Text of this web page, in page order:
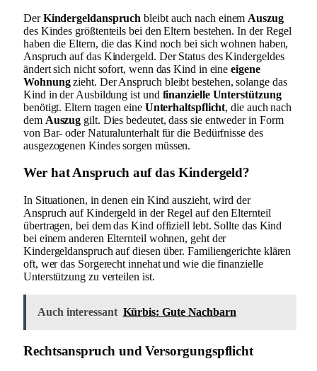
DerKindergeldanspruch bleibt auch nach einem Auszug
des Kindes größtenteils bei den Eltern bestehen. In der Regel
haben die Eltern, die das Kind noch bei sich wohnen haben,
Anspruch auf das Kindergeld. Der Status des Kindergeldes
ändert sich nicht sofort, wenn das Kind in eineeigene
Wohnungzieht. Der Anspruch bleibt bestehen, solange das
Kind in der Ausbildung ist und finanzielle Unterstützung
benötigt. Eltern tragen eine Unterhaltspflicht, die auch nach
dem Auszug gilt. Dies bedeutet, dass sie entweder in Form
von Bar- oder Naturalunterhalt für die Bedürfnisse des
ausgezogenen Kindes sorgen müssen.
Wer hat Anspruch auf das Kindergeld?
In Situationen, in denen ein Kind auszieht, wird der
Anspruch auf Kindergeld in der Regel auf den Elternteil
übertragen, bei dem das Kind offiziell lebt. Sollte das Kind
bei einem anderen Elternteil wohnen, geht der
Kindergeldanspruch auf diesen über. Familiengerichte klären
oft, wer das Sorgerecht innehat und wie die finanzielle
Unterstützung zu verteilen ist.
Auch interessant Kürbis: Gute Nachbarn
Rechtsanspruch und Versorgungspflicht